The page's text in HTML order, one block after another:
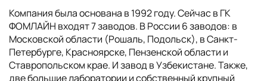
Компания была основана в 1992 году. Сейчас в ГК
ФОМЛАЙН входят 7 заводов. В России 6 заводов: в
Московской области (Рошаль, Подольск), в Санкт-
Петербурге, Красноярске, Пензенской области и
Ставропольском крае. И завод в Узбекистане. Также,
две большие лаборатории и собственный крупный